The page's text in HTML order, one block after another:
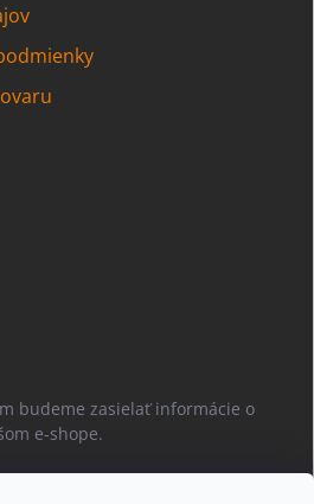
budeme zasielať informácie o
e-shope.